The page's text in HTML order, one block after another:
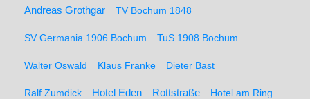
Andreas Grothgar TV Bochum 1848
SV Germania 1906 Bochum TuS 1908 Bochum
Walter Oswald Klaus Franke Dieter Bast
Ralf Zumdick Hotel Eden Rottstraße Hotel am Ring